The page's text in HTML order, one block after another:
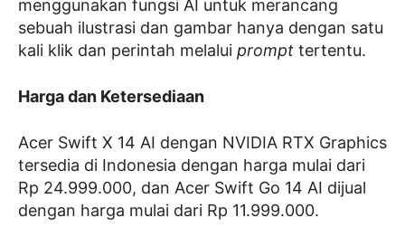
menggunakan fungsi AI untuk merancang
sebuah ilustrasi dan gambar hanya dengan satu
kali klik dan perintah melalui prompt tertentu.
Harga dan Ketersediaan
Acer Swift X 14 AI dengan NVIDIA RTX Graphics
tersedia di Indonesia dengan harga mulai dari
Rp 24.999.000, dan Acer Swift Go 14 AI dijual
dengan harga mulai dari Rp 11.999.000.